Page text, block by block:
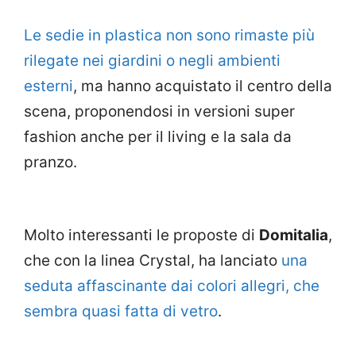
Le sedie in plastica non sono rimaste più
rilegate nei giardini o negli ambienti
esterni, ma hanno acquistato il centro della
scena, proponendosi in versioni super
fashion anche per il living e la sala da
pranzo.
Molto interessanti le proposte di Domitalia,
che con la linea Crystal, ha lanciato una
seduta affascinante dai colori allegri, che
sembra quasi fatta di vetro.